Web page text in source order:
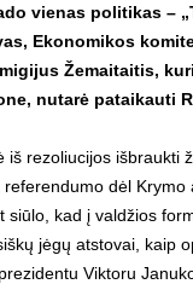
vienas politikas –
Ekonomikos
Žemaitaitis,
nutarė pataikauti
iš rezoliucijos išbraukti
dėl Krymo
siūlo, kad į valdžios
jėgų atstovai, kaip
Viktoru